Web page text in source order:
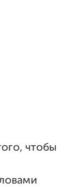
чтобы